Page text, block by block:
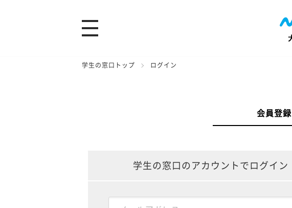
学生の窓口トップ ログイン
会員登録
学生の窓口のアカウントでログイン